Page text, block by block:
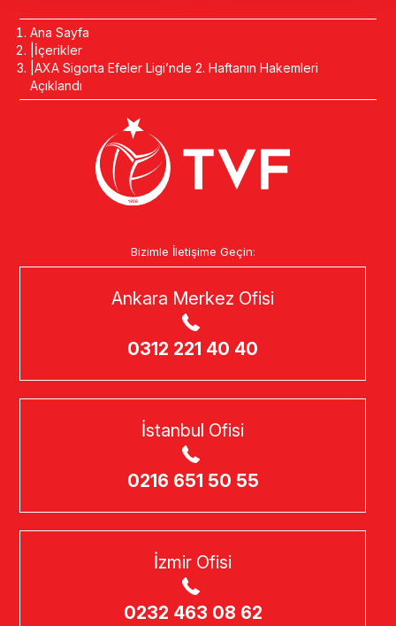
Ana Sayfa
İçerikler
AXA Sigorta Efeler Ligi’nde 2. Haftanın Hakemleri
Açıklandı
Bizimle İletişime Geçin:
Ankara Merkez Ofisi
0312 221 40 40
İstanbul Ofisi
0216 651 50 55
İzmir Ofisi
0232 463 08 62